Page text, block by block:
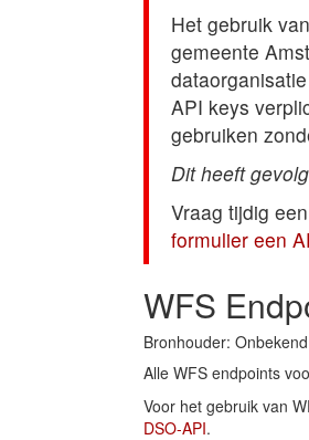
Het gebruik
gemeente
API keys
gebruiken
Dit heeft
Vraag tijdig
formulier een
WFS
Bronhouder: Onbekend
Alle WFS endpoints
Voor het gebruik van
DSO-API.